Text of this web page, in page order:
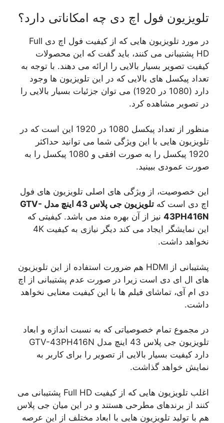
تلویزیون فول اچ دی چه امکاناتی دارد؟
در مورد تلویزیون هایی که از کیفیت فول اچ دی Full
HD پشتیبانی می کنند، باید گفت که این محصولات
کیفیت تصویر بسیار بالایی را ارائه می دهند. با توجه به
تعداد پیکسل های بالایی که در این تلویزیون ها وجود
دارد (1080 در 1920) می توان جزئیات بسیار بالایی را
در تصویر مشاهده کرد.
منظور از تعداد پیکسل 1080 در 1920 این است که در
تلویزیون هایی با این ویژگی شما می توانید حداکثر
1920 پیکسل را به صورت افقی و 1080 پیکسل را به
صورت عمودی ببینید.
این خصوصیت، از ویژگی های اصلی تلویزیون های فول
اچ دی است که
تلویزیون جی پلاس 43 اینچ مدل GTV-
43PH416N نیز از آن بهره مند می باشد. کیفیتی که
این نمایشگر ایجاد می کند دیگر نیازی به کیفیت 4K
نخواهد داشت.
پشتیبانی از HDMI هم ضرورت استفاده از این تلویزیون
های ال ای دی است زیرا در صورت عدم پشتیبانی از اچ
دی ام آی، تماشای فیلم ها با این کیفیت معنایی نخواهد
داشت.
در مجموع تمام خصوصیاتی که به نسبت اندازه و ابعاد
تلویزیون جی پلاس 43 اینچ مدل GTV-43PH416N
دارد کیفیت بسیار بالایی از تصویر را برای کاربر به
نمایش خواهد گذاشت.
اغلب تلویزیون هایی که از کیفیت Full HD پشتیبانی می
کنند از برندهای مطرحی هستند و در این میان جی پلاس
هم با تولید تلویزیون هایی با ابعاد مختلف از این عرصه